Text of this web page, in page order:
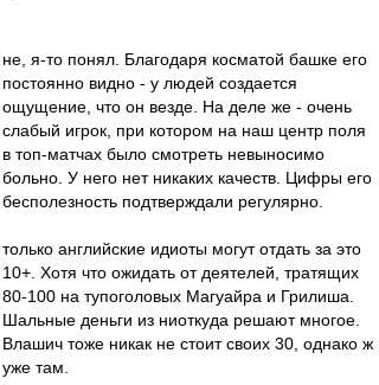
не, я-то понял. Благодаря косматой башке его
постоянно видно - у людей создается
ощущение, что он везде. На деле же - очень
слабый игрок, при котором на наш центр поля
в топ-матчах было смотреть невыносимо
больно. У него нет никаких качеств. Цифры его
бесполезность подтверждали регулярно.
только английские идиоты могут отдать за это
10+. Хотя что ожидать от деятелей, тратящих
80-100 на тупоголовых Магуайра и Грилиша.
Шальные деньги из ниоткуда решают многое.
Влашич тоже никак не стоит своих 30, однако ж
уже там.